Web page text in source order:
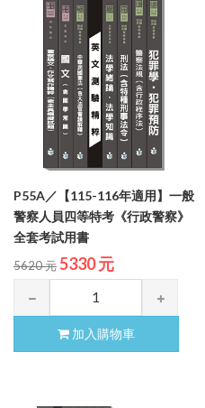
P55A／【115-116年適用】一般
警察人員四等特考《行政警察》
全套考試用書
5620 元5330 元
加入購物車